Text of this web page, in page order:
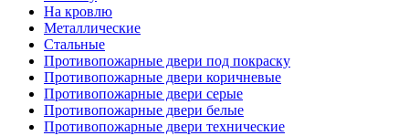
На кровлю
Металлические
Стальные
Противопожарные двери под покраску
Противопожарные двери коричневые
Противопожарные двери серые
Противопожарные двери белые
Противопожарные двери технические